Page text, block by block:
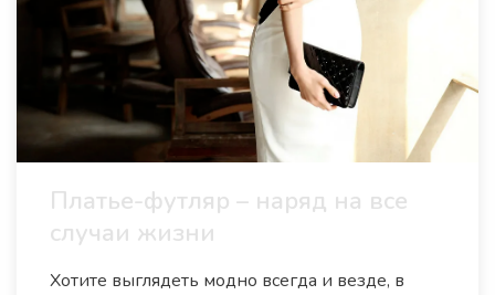
Платье-футляр – наряд на все
случаи жизни
Хотите выглядеть модно всегда и везде, в